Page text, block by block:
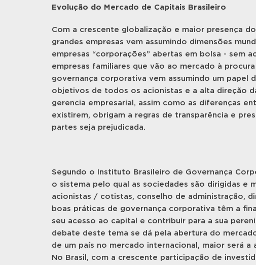
Evolução do Mercado de Capitais Brasileiro
Com a crescente globalização e maior presença
grandes empresas vem assumindo dimensões
empresas “corporações” abertas em bolsa - sem
empresas familiares que vão ao mercado à
governança corporativa vem assumindo um papel
objetivos de todos os acionistas e a alta direção
gerencia empresarial, assim como as diferenças
existirem, obrigam a regras de transparência e
partes seja prejudicada.
Segundo o Instituto Brasileiro de Governança
o sistema pelo qual as sociedades são dirigidas e
acionistas / cotistas, conselho de administração,
boas práticas de governança corporativa têm a
seu acesso ao capital e contribuir para a sua
debate deste tema se dá pela abertura do
de um país no mercado internacional, maior será
No Brasil, com a crescente participação de